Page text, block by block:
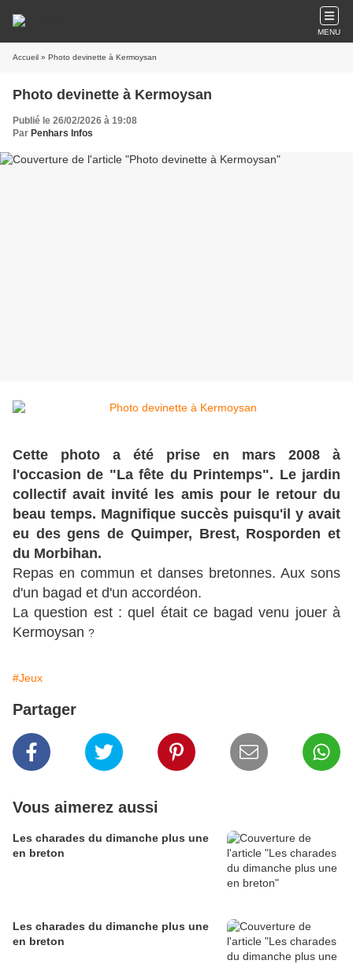
MENU
Accueil » Photo devinette à Kermoysan
Photo devinette à Kermoysan
Publié le 26/02/2026 à 19:08
Par Penhars Infos
Cette photo a été prise en mars 2008 à
l'occasion de "La fête du Printemps". Le jardin
collectif avait invité les amis pour le retour du
beau temps. Magnifique succès puisqu'il y avait
eu des gens de Quimper, Brest, Rosporden et
du Morbihan.
Repas en commun et danses bretonnes. Aux sons
d'un bagad et d'un accordéon.
La question est : quel était ce bagad venu jouer à
Kermoysan ?
#Jeux
Partager
Vous aimerez aussi
Les charades du dimanche plus une
en breton
Les charades du dimanche plus une
en breton